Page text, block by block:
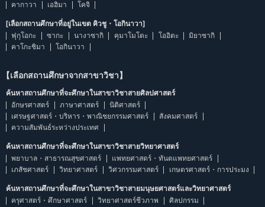
คากาวา
เอฮิมา โคจิ
[เลือกสถานศึกษาที่อยู่ในเขต คิวชู・โอกินาวา]
ฟุกุโอกะ
ซากะ นางาซากิ คุมาโมโตะ โออิตะ
มิยาซากิ
คาโกะชิมา
โอกินาวา
【เลือกสถานศึกษาจากสาขาวิชา】
ค้นหาสถานศึกษาที่จะศึกษาในสาขาวิชาสายศิลปศาสตร์
อักษรศาสตร์
ภาษาศาสตร์
นิติศาสตร์
เศรษฐศาสตร์・บริหาร・พาณิชยกรรมศาสตร์
สังคมศาสตร์
ความสัมพันธ์ระหว่างประเทศ
ค้นหาสถานศึกษาที่จะศึกษาในสาขาวิชาสายวิทยาศาสตร์
พยาบาล・สาธารณสุขศาสตร์
แพทยศาสตร์・ทันตแพทยศาสตร์
เภสัชศาสตร์
วิทยาศาสตร์ วิศวกรรมศาสตร์ เกษตรศาสตร์・การประมง
ค้นหาสถานศึกษาที่จะศึกษาในสาขาวิชาสายมนุษยศาสตร์และวิทยาศาสตร์
ครุศาสตร์・ศึกษาศาสตร์
วิทยาศาสตร์ชีวภาพ
ศิลปกรรม